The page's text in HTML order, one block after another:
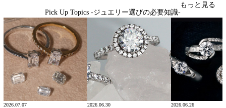
Pick Up Topics -ジュエリー選びの必要知識-
もっと見る
2026.07.07
2026.06.30
2026.06.26